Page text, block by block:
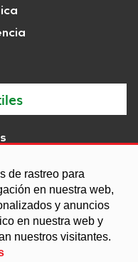
de rastreo para
en nuestra web,
y anuncios
en nuestra web y
nuestros visitantes.